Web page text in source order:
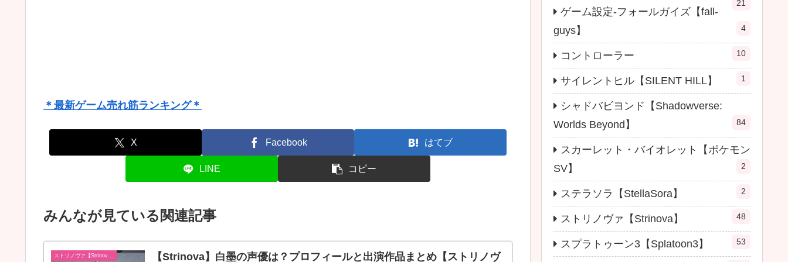
＊最新ゲーム売れ筋ランキング＊
X Facebook はてブ
LINE コピー
みんなが見ている関連記事
ストリノヴァ【Strinova】 【Strinova】白墨の声優は？プロフィールと出演作品まとめ【ストリノヴ
21
ゲーム設定-フォールガイズ【fall-
guys】
4
コントローラー 10
サイレントヒル【SILENT HILL】 1
シャドバビヨンド【Shadowverse:
Worlds Beyond】
84
スカーレット・バイオレット【ポケモン
SV】
2
ステラソラ【StellaSora】 2
ストリノヴァ【Strinova】 48
スプラトゥーン3【Splatoon3】 53